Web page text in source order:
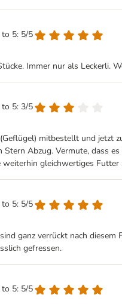
to 5: 5/5
Immer nur als Leckerli.
to 5: 3/5
mitbestellt und jetzt
Abzug. Vermute, dass
gleichwertiges Futter
to 5: 5/5
ganz verrückt nach
gefressen.
to 5: 5/5